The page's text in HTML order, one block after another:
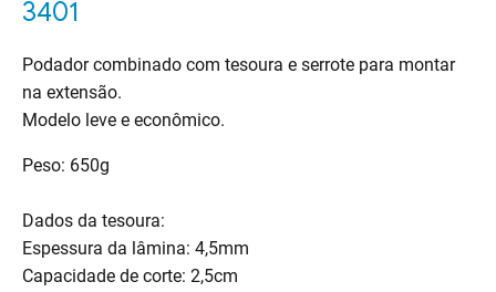
3401
Podador combinado com tesoura e serrote para montar
na extensão.
Modelo leve e econômico.
Peso: 650g
Dados da tesoura:
Espessura da lâmina: 4,5mm
Capacidade de corte: 2,5cm